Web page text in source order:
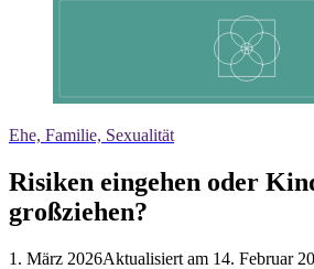
Ehe, Familie, Sexualität
Risiken eingehen oder
großziehen?
1. März 2026Aktualisiert am 14. Februar